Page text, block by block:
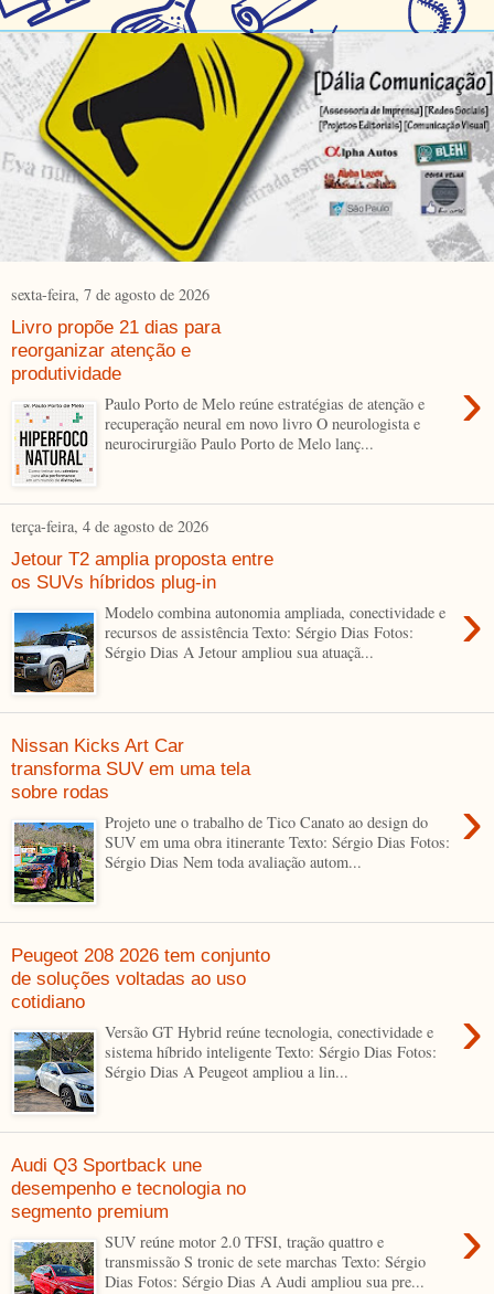
sexta-feira, 7 de agosto de 2026
Livro propõe 21 dias para
reorganizar atenção e
produtividade
›
Paulo Porto de Melo reúne estratégias de atenção e
recuperação neural em novo livro O neurologista e
neurocirurgião Paulo Porto de Melo lanç...
terça-feira, 4 de agosto de 2026
Jetour T2 amplia proposta entre
os SUVs híbridos plug-in
›
Modelo combina autonomia ampliada, conectividade e
recursos de assistência Texto: Sérgio Dias Fotos:
Sérgio Dias A Jetour ampliou sua atuaçã...
Nissan Kicks Art Car
transforma SUV em uma tela
sobre rodas
›
Projeto une o trabalho de Tico Canato ao design do
SUV em uma obra itinerante Texto: Sérgio Dias Fotos:
Sérgio Dias Nem toda avaliação autom...
Peugeot 208 2026 tem conjunto
de soluções voltadas ao uso
cotidiano
›
Versão GT Hybrid reúne tecnologia, conectividade e
sistema híbrido inteligente Texto: Sérgio Dias Fotos:
Sérgio Dias A Peugeot ampliou a lin...
Audi Q3 Sportback une
desempenho e tecnologia no
segmento premium
›
SUV reúne motor 2.0 TFSI, tração quattro e
transmissão S tronic de sete marchas Texto: Sérgio
Dias Fotos: Sérgio Dias A Audi ampliou sua pre...